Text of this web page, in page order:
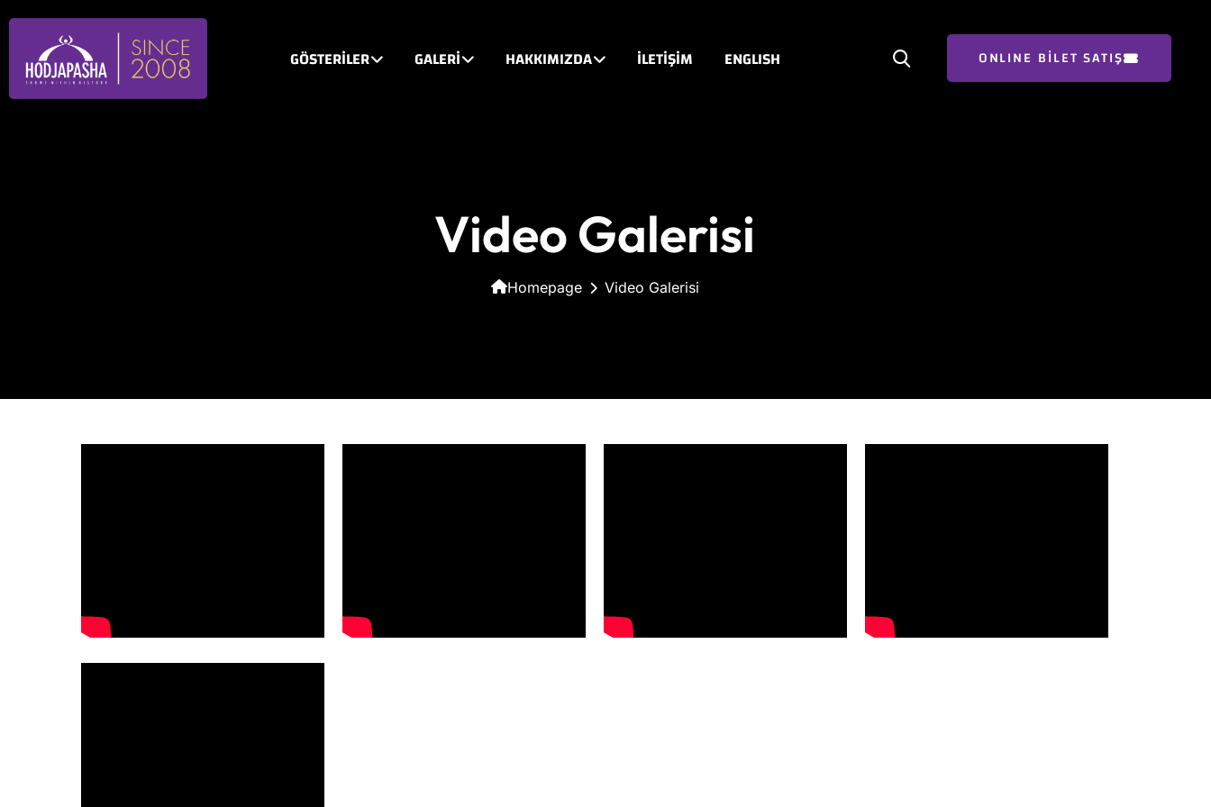
GÖSTERİLER GALERİ HAKKIMIZDA İLETİŞİM ENGLISH ONLINE BİLET SATIŞ
Video Galerisi
Homepage Video Galerisi